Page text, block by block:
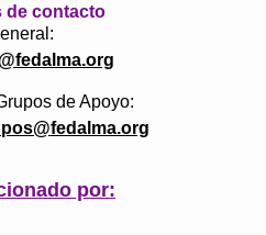
de contacto
de Apoyo:
por: